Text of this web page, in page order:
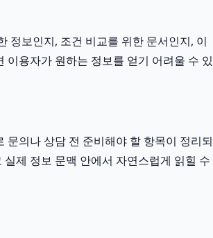
정보인지, 조건 비교를 위한 문서인지, 이
용자가 원하는 정보를 얻기 어려울 수 있
의나 상담 전 준비해야 할 항목이 정리되
제 정보 문맥 안에서 자연스럽게 읽힐 수